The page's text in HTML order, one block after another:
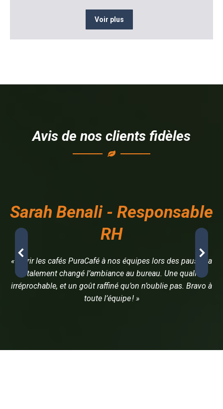
Voir plus
Avis de nos clients fidèles
Sarah Benali - Responsable
RH
« Offrir les cafés PuraCafé à nos équipes lors des pauses a
totalement changé l’ambiance au bureau. Une qualité
irréprochable, et un goût raffiné qu’on n’oublie pas. Bravo à
toute l’équipe ! »